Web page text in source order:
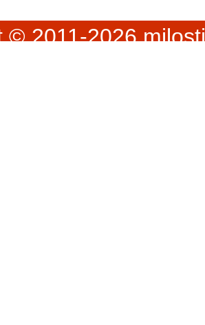
© 2011-2026